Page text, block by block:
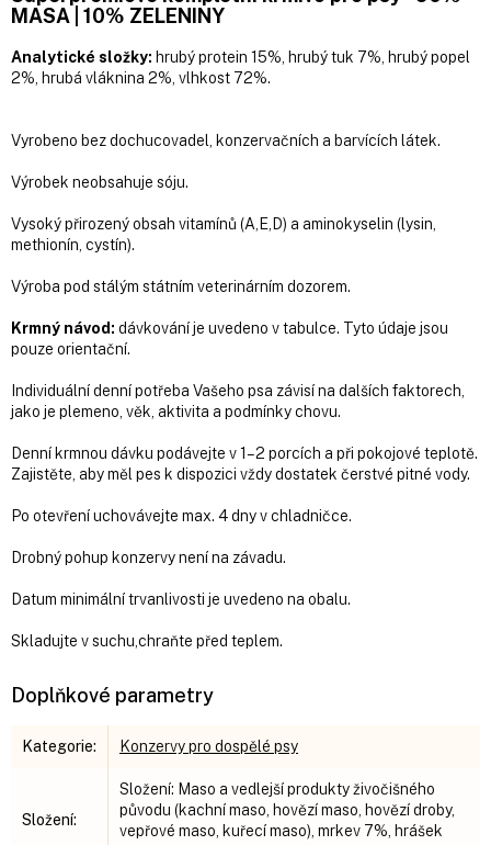
MASA | 10% ZELENINY
Analytické složky: hrubý protein 15%, hrubý tuk 7%, hrubý popel
2%, hrubá vláknina 2%, vlhkost 72%.
Vyrobeno bez dochucovadel, konzervačních a barvících látek.
Výrobek neobsahuje sóju.
Vysoký přirozený obsah vitamínů (A,E,D) a aminokyselin (lysin,
methionín, cystín).
Výroba pod stálým státním veterinárním dozorem.
Krmný návod: dávkování je uvedeno v tabulce. Tyto údaje jsou
pouze orientační.
Individuální denní potřeba Vašeho psa závisí na dalších faktorech,
jako je plemeno, věk, aktivita a podmínky chovu.
Denní krmnou dávku podávejte v 1–2 porcích a při pokojové teplotě.
Zajistěte, aby měl pes k dispozici vždy dostatek čerstvé pitné vody.
Po otevření uchovávejte max. 4 dny v chladničce.
Drobný pohup konzervy není na závadu.
Datum minimální trvanlivosti je uvedeno na obalu.
Skladujte v suchu,chraňte před teplem.
Doplňkové parametry
Kategorie: Konzervy pro dospělé psy
Složení:
Složení: Maso a vedlejší produkty živočišného
původu (kachní maso, hovězí maso, hovězí droby,
vepřové maso, kuřecí maso), mrkev 7%, hrášek